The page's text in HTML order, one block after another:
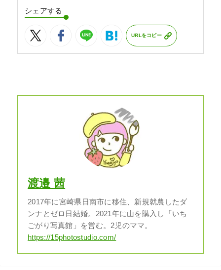
シェアする
URLをコピー
渡邉 茜
2017年に宮崎県日南市に移住、新規就農したダ
ンナとゼロ日結婚。2021年に山を購入し「いち
ごがり写真館」を営む。2児のママ。
https://15photostudio.com/